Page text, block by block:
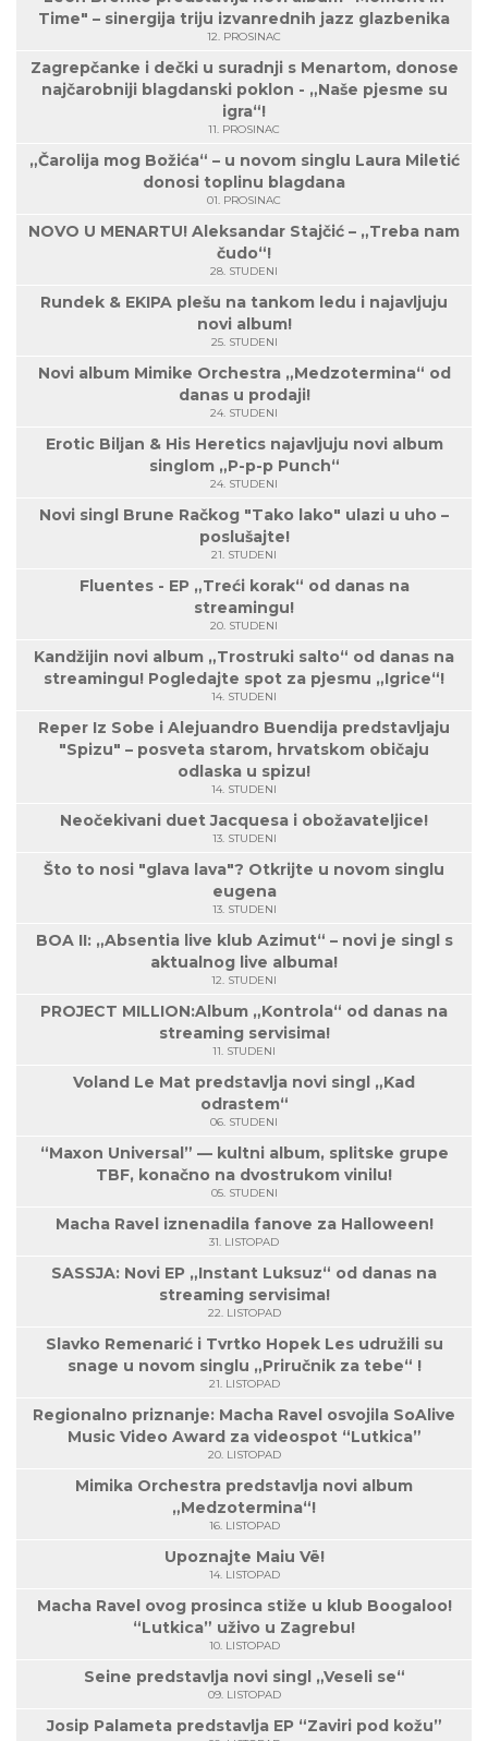
Time" – sinergija triju izvanrednih jazz glazbenika
12. PROSINAC
Zagrepčanke i dečki u suradnji s Menartom, donose
najčarobniji blagdanski poklon - „Naše pjesme su
igra“!
11. PROSINAC
„Čarolija mog Božića“ – u novom singlu Laura Miletić
donosi toplinu blagdana
01. PROSINAC
NOVO U MENARTU! Aleksandar Stajčić – „Treba nam
čudo“!
28. STUDENI
Rundek & EKIPA plešu na tankom ledu i najavljuju
novi album!
25. STUDENI
Novi album Mimike Orchestra „Medzotermina“ od
danas u prodaji!
24. STUDENI
Erotic Biljan & His Heretics najavljuju novi album
singlom „P-p-p Punch“
24. STUDENI
Novi singl Brune Račkog "Tako lako" ulazi u uho –
poslušajte!
21. STUDENI
Fluentes - EP „Treći korak“ od danas na
streamingu!
20. STUDENI
Kandžijin novi album „Trostruki salto“ od danas na
streamingu! Pogledajte spot za pjesmu „Igrice“!
14. STUDENI
Reper Iz Sobe i Alejuandro Buendija predstavljaju
"Spizu" – posveta starom, hrvatskom običaju
odlaska u spizu!
14. STUDENI
Neočekivani duet Jacquesa i obožavateljice!
13. STUDENI
Što to nosi "glava lava"? Otkrijte u novom singlu
eugena
13. STUDENI
BOA II: „Absentia live klub Azimut“ – novi je singl s
aktualnog live albuma!
12. STUDENI
PROJECT MILLION:Album „Kontrola“ od danas na
streaming servisima!
11. STUDENI
Voland Le Mat predstavlja novi singl „Kad
odrastem“
06. STUDENI
“Maxon Universal” — kultni album, splitske grupe
TBF, konačno na dvostrukom vinilu!
05. STUDENI
Macha Ravel iznenadila fanove za Halloween!
31. LISTOPAD
SASSJA: Novi EP „Instant Luksuz“ od danas na
streaming servisima!
22. LISTOPAD
Slavko Remenarić i Tvrtko Hopek Les udružili su
snage u novom singlu „Priručnik za tebe“ !
21. LISTOPAD
Regionalno priznanje: Macha Ravel osvojila SoAlive
Music Video Award za videospot “Lutkica”
20. LISTOPAD
Mimika Orchestra predstavlja novi album
„Medzotermina“!
16. LISTOPAD
Upoznajte Maiu Vë!
14. LISTOPAD
Macha Ravel ovog prosinca stiže u klub Boogaloo!
“Lutkica” uživo u Zagrebu!
10. LISTOPAD
Seine predstavlja novi singl „Veseli se“
09. LISTOPAD
Josip Palameta predstavlja EP “Zaviri pod kožu”